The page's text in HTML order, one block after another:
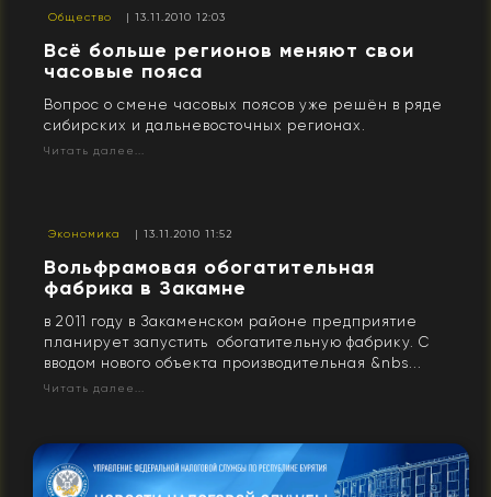
Общество | 13.11.2010 12:03
Всё больше регионов меняют свои
часовые пояса
Вопрос о смене часовых поясов уже решён в ряде
сибирских и дальневосточных регионах.
Читать далее...
Экономика | 13.11.2010 11:52
Вольфрамовая обогатительная
фабрика в Закамне
в 2011 году в Закаменском районе предприятие
планирует запустить обогатительную фабрику. С
вводом нового объекта производительная &nbs...
Читать далее...